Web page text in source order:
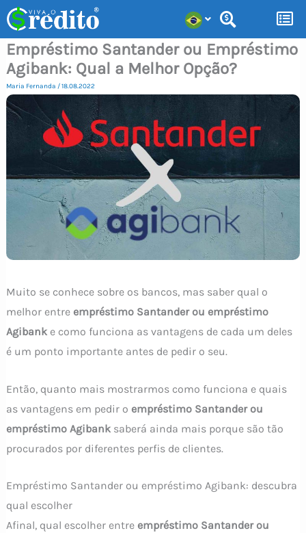
para
conteúdo
Empréstimo Santander ou Empréstimo
Agibank: Qual a Melhor Opção?
Maria Fernanda /18.08.2022
Muito se conhece sobre os bancos, mas saber qual o
melhor entre empréstimo Santander ou empréstimo
Agibank e como funciona as vantagens de cada um deles
é um ponto importante antes de pedir o seu.
Então, quanto mais mostrarmos como funciona e quais
as vantagens em pedir o empréstimo Santander ou
empréstimo Agibanksaberá ainda mais porque são tão
procurados por diferentes perfis de clientes.
Empréstimo Santander ou empréstimo Agibank: descubra
qual escolher
Afinal, qual escolher entre empréstimo Santander ou